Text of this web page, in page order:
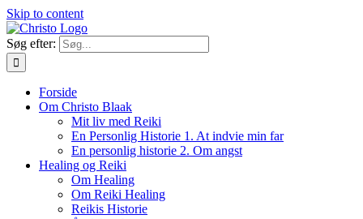
Skip to content
Søg efter:
Forside
Om Christo Blaak
Mit liv med Reiki
En Personlig Historie 1. At indvie min far
En personlig historie 2. Om angst
Healing og Reiki
Om Healing
Om Reiki Healing
Reikis Historie